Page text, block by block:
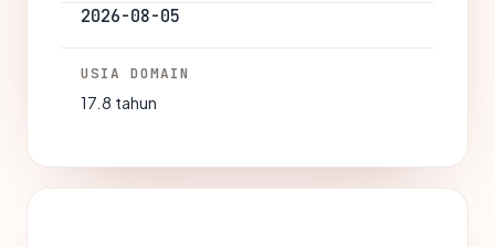
2026-08-05
USIA DOMAIN
17.8 tahun